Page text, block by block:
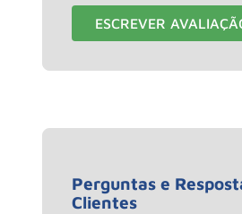
ESCREVER
Perguntas e
Clientes